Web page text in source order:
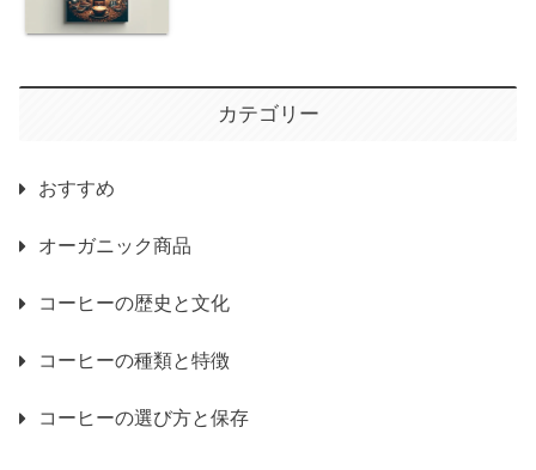
カテゴリー
おすすめ
オーガニック商品
コーヒーの歴史と文化
コーヒーの種類と特徴
コーヒーの選び方と保存